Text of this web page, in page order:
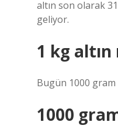
altın son olarak
geliyor.
1 kg
Bugün 1000 gram
1000